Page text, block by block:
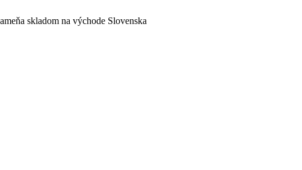
skladom na východe Slovenska